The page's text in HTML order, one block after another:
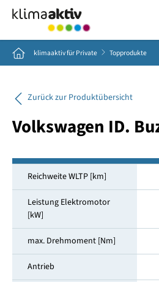
Home klimaaktiv für Private Topprodukte
Zurück zur Produktübersicht
Volkswagen ID.
Reichweite WLTP [km]
Leistung Elektromotor
[kW]
max. Drehmoment [Nm]
Antrieb